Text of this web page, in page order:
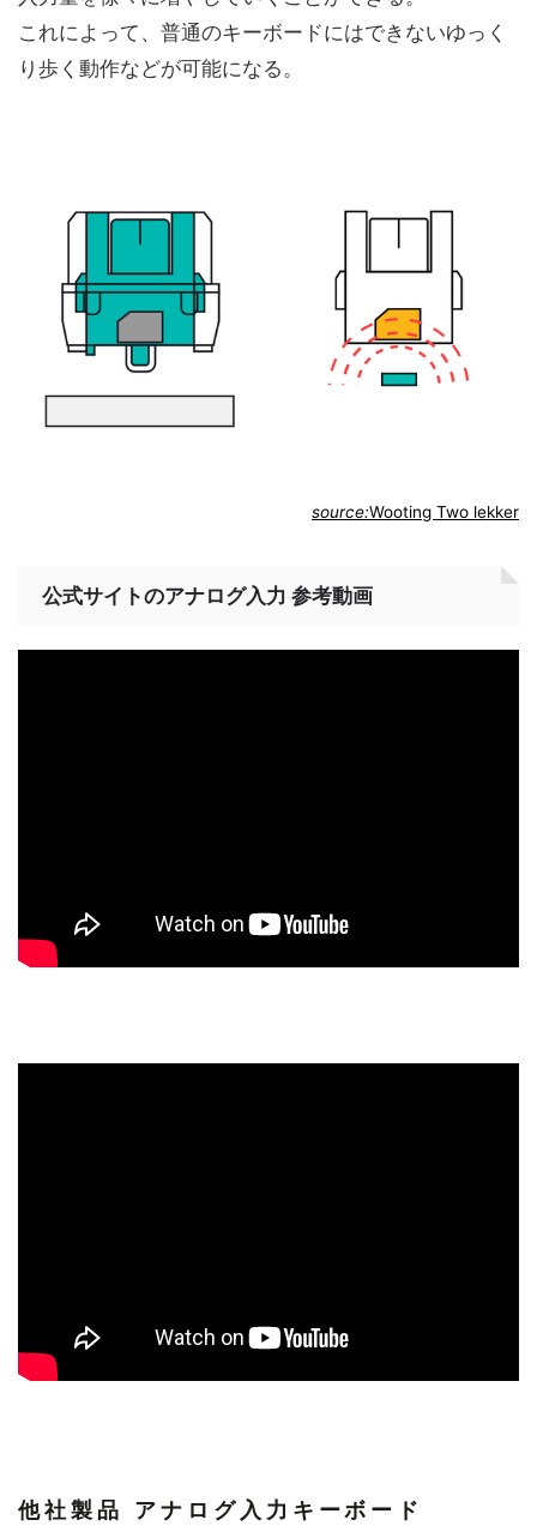
これによって、普通のキーボードにはできないゆっく
り歩く動作などが可能になる。
source:Wooting Two lekker
公式サイトのアナログ入力 参考動画
他社製品 アナログ入力キーボード